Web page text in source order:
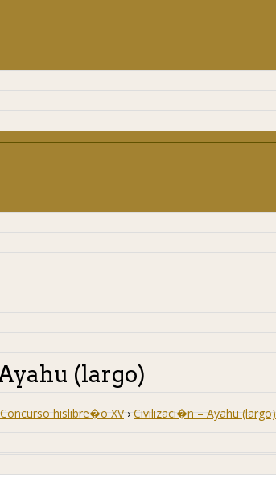
(largo)
Concurso hislibre�o XV › Civilizaci�n – Ayahu (largo)